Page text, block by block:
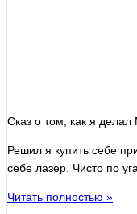
Сказ о том, как я
Решил я купить себе
себе лазер. Чисто по
Читать полностью »